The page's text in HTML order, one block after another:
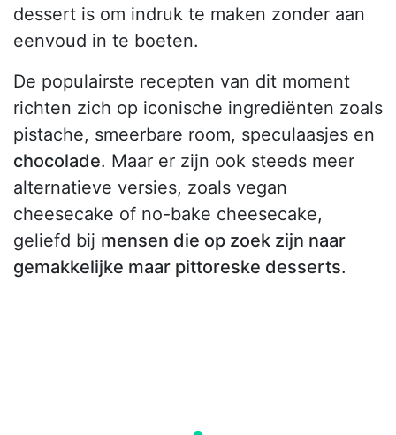
dessert is om indruk te maken zonder aan
eenvoud in te boeten.
De populairste recepten van dit moment
richten zich op iconische ingrediënten zoals
pistache, smeerbare room, speculaasjes en
chocolade. Maar er zijn ook steeds meer
alternatieve versies, zoals vegan
cheesecake of no-bake cheesecake,
geliefd bij mensen die op zoek zijn naar
gemakkelijke maar pittoreske desserts.